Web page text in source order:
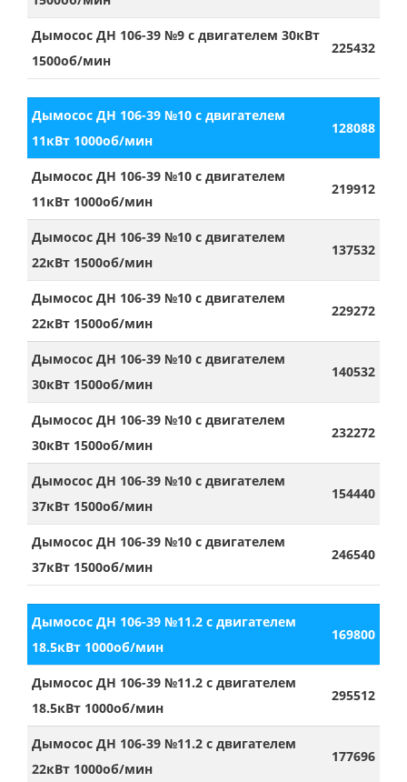
Дымосос ДН 106-39 №9 с двигателем 30кВт
1500об/мин
225432
Дымосос ДН 106-39 №10 с двигателем
11кВт 1000об/мин
128088
Дымосос ДН 106-39 №10 с двигателем
11кВт 1000об/мин
219912
Дымосос ДН 106-39 №10 с двигателем
22кВт 1500об/мин
137532
Дымосос ДН 106-39 №10 с двигателем
22кВт 1500об/мин
229272
Дымосос ДН 106-39 №10 с двигателем
30кВт 1500об/мин
140532
Дымосос ДН 106-39 №10 с двигателем
30кВт 1500об/мин
232272
Дымосос ДН 106-39 №10 с двигателем
37кВт 1500об/мин
154440
Дымосос ДН 106-39 №10 с двигателем
37кВт 1500об/мин
246540
Дымосос ДН 106-39 №11.2 с двигателем
18.5кВт 1000об/мин
169800
Дымосос ДН 106-39 №11.2 с двигателем
18.5кВт 1000об/мин
295512
Дымосос ДН 106-39 №11.2 с двигателем
22кВт 1000об/мин
177696